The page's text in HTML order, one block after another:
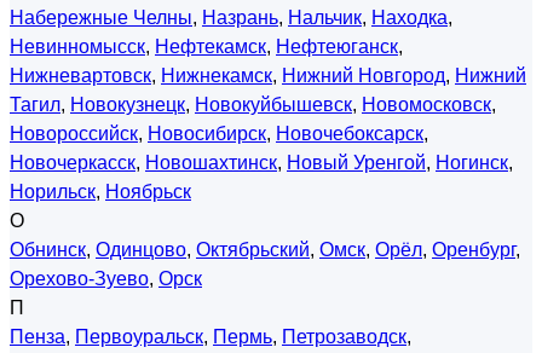
Набережные Челны, Назрань, Нальчик, Находка,
Невинномысск, Нефтекамск, Нефтеюганск,
Нижневартовск, Нижнекамск, Нижний Новгород, Нижний
Тагил, Новокузнецк, Новокуйбышевск, Новомосковск,
Новороссийск, Новосибирск, Новочебоксарск,
Новочеркасск, Новошахтинск, Новый Уренгой, Ногинск,
Норильск, Ноябрьск
О
Обнинск, Одинцово, Октябрьский, Омск, Орёл, Оренбург,
Орехово-Зуево, Орск
П
Пенза, Первоуральск, Пермь, Петрозаводск,